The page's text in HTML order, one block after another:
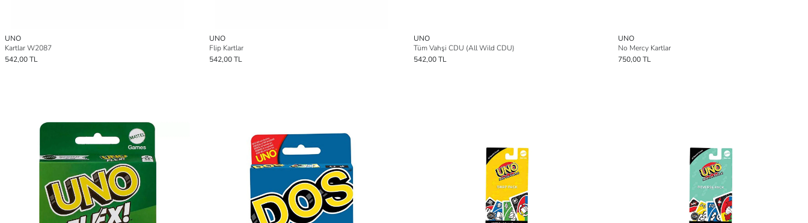
UNO
Kartlar W2087
542,00 TL
UNO
Flip Kartlar
542,00 TL
UNO
Tüm Vahşi CDU (All Wild CDU)
542,00 TL
UNO
No Mercy Kartlar
750,00 TL